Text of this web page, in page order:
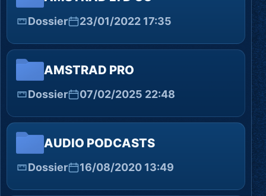
Dossier 23/01/2022 17:35
AMSTRAD PRO
Dossier 07/02/2025 22:48
AUDIO PODCASTS
Dossier 16/08/2020 13:49